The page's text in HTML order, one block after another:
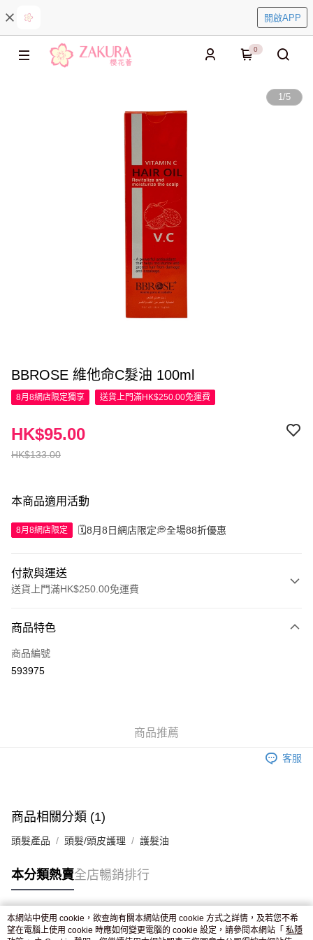
開啟APP
0
1/5
BBROSE 維他命C髮油 100ml
8月8網店限定獨享 送貨上門滿HK$250.00免運費
HK$133.00
HK$95.00
本商品適用活動
8月8網店限定 🗓️8月8日網店限定💭全場88折優惠
付款與運送
送貨上門滿HK$250.00免運費
信用卡
Apple Pay
付款後門市自取，訂單確認後2-4個工作天到店，7天內取。逾期後
商品特色
商品編號
593975
商品推薦
客服
商品相關分類 (1)
頭髮產品 頭髮/頭皮護理 護髮油
本分類熱賣全店暢銷排行
熱門標籤
本網站中使用 cookie，欲查詢有關本網站使用 cookie 方式之詳情，及若您不希
望在電腦上使用 cookie 時應如何變更電腦的 cookie 設定，請參閱本網站「 私隱